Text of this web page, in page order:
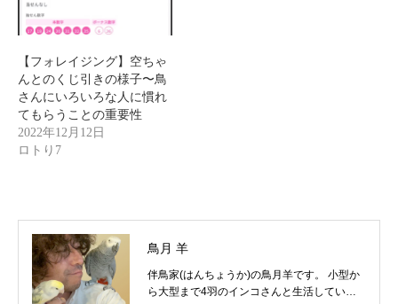
【フォレイジング】空ちゃ
んとのくじ引きの様子〜鳥
さんにいろいろな人に慣れ
てもらうことの重要性
2022年12月12日
ロトり7
鳥月 羊
伴鳥家(はんちょうか)の鳥月羊です。 小型か
ら大型まで4羽のインコさんと生活していま